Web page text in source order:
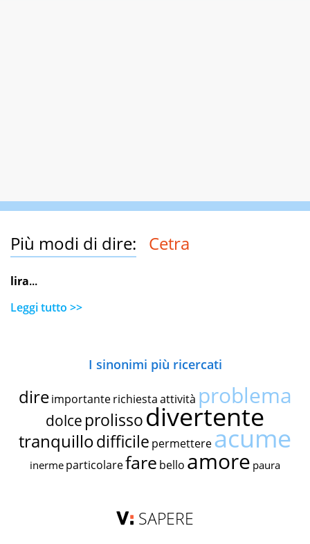
Più modi di dire: Cetra
lira...
Leggi tutto >>
I sinonimi più ricercati
dire importante richiestaattività problema
dolce prolissodivertente
tranquillodifficile permettereacume
inerme particolarefare bello amore paura
SAPERE